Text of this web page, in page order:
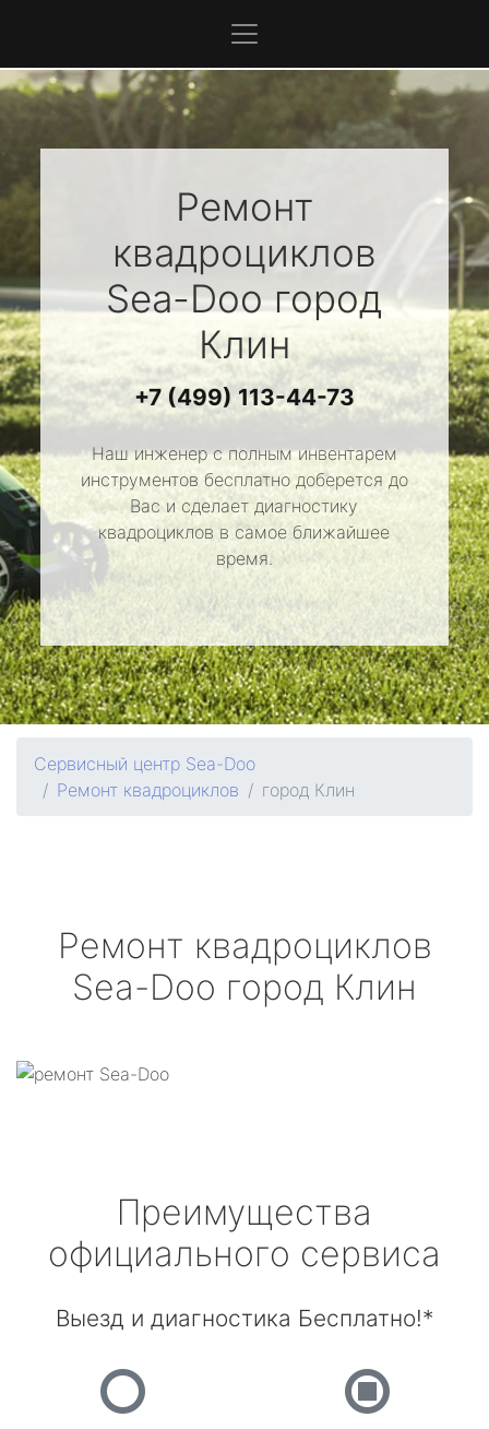
Ремонт
квадроциклов
Sea-Dooгород
Клин
+7 (499) 113-44-73
Наш инженер с полным инвентарем
инструментов бесплатно доберется до
Вас и сделает диагностику
квадроциклов в самое ближайшее
время.
Сервисный центр Sea-Doo
Ремонт квадроциклов
город Клин
Ремонт квадроциклов
Sea-Doo город Клин
Преимущества
официального сервиса
Выезд и диагностика Бесплатно!*